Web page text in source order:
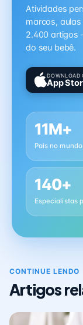
Atividades
marcos,
2.400 artigos
do seu bebê.
DOWNLOAD
App
11M+
Pais no mundo
140+
Especialistas
CONTINUE LENDO
Artigos